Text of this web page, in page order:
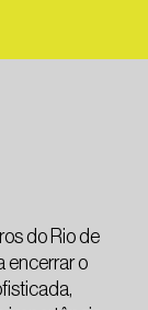
do Rio de
encerrar o